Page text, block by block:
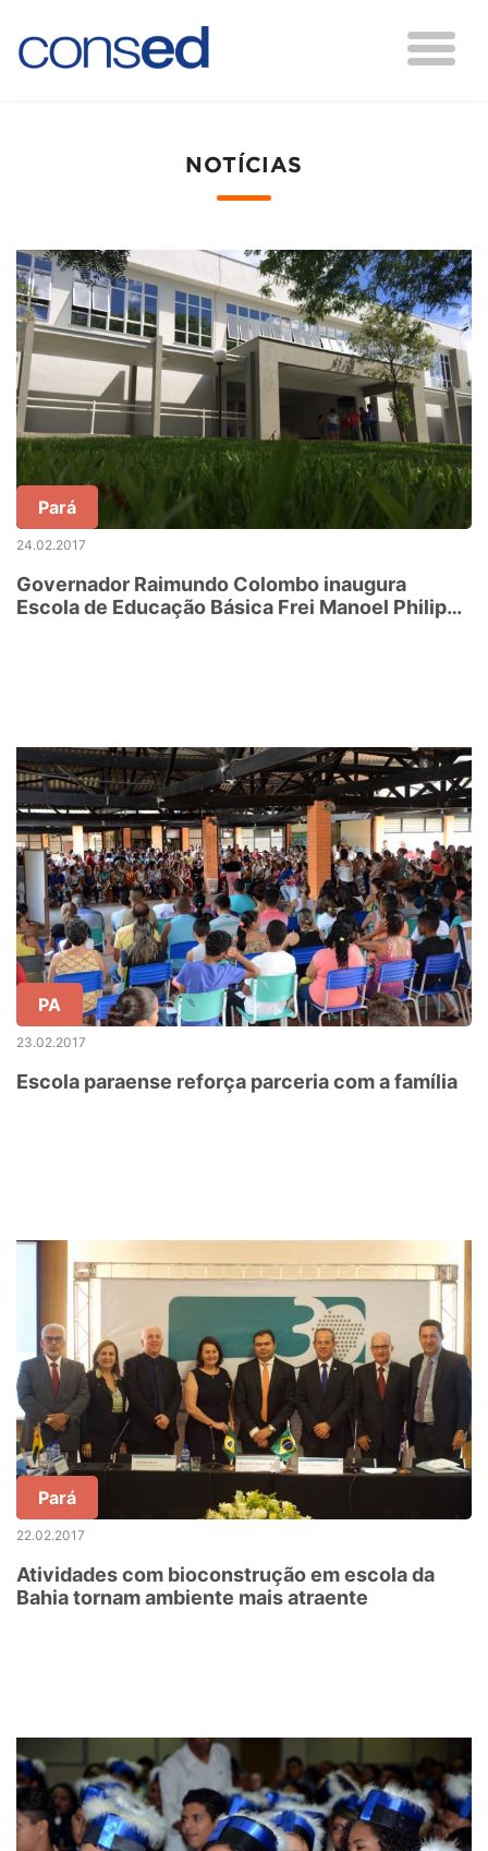
NOTÍCIAS
Pará
24.02.2017
Governador Raimundo Colombo inaugura
Escola de Educação Básica Frei Manoel Philippi,
PA
23.02.2017
Escola paraense reforça parceria com a família
Pará
22.02.2017
Atividades com bioconstrução em escola da
Bahia tornam ambiente mais atraente